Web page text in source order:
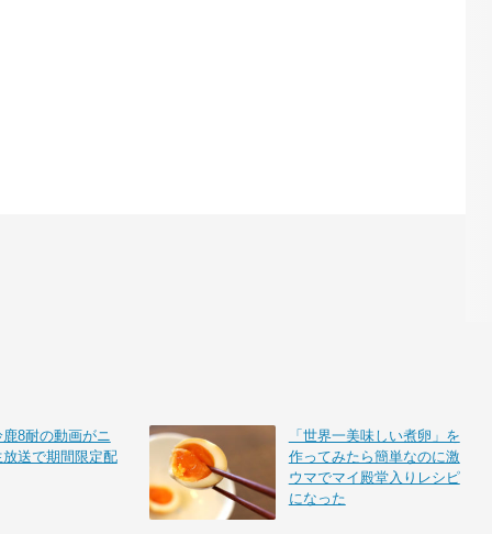
8耐の動画がニ
送で期間限定配
「世界一美味しい煮卵」を
作ってみたら簡単なのに激
ウマでマイ殿堂入りレシピ
になった